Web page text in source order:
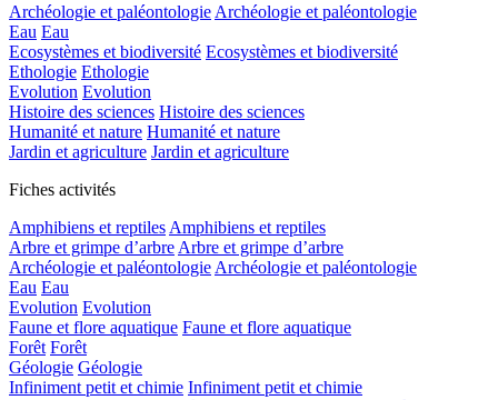
Archéologie et paléontologie Archéologie et paléontologie
Eau Eau
Ecosystèmes et biodiversité Ecosystèmes et biodiversité
Ethologie Ethologie
Evolution Evolution
Histoire des sciences Histoire des sciences
Humanité et nature Humanité et nature
Jardin et agriculture Jardin et agriculture
Fiches activités
Amphibiens et reptiles Amphibiens et reptiles
Arbre et grimpe d’arbre Arbre et grimpe d’arbre
Archéologie et paléontologie Archéologie et paléontologie
Eau Eau
Evolution Evolution
Faune et flore aquatique Faune et flore aquatique
Forêt Forêt
Géologie Géologie
Infiniment petit et chimie Infiniment petit et chimie